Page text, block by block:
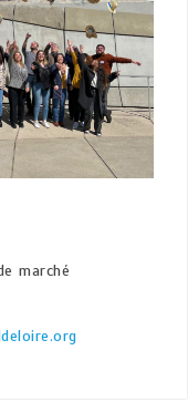
marché